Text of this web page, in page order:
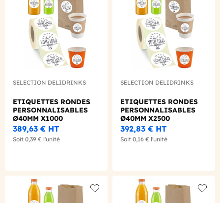
SELECTION DELIDRINKS
ETIQUETTES RONDES
PERSONNALISABLES
Ø40MM X1000
389,63 € HT
Soit 0,39 € l'unité
SELECTION DELIDRINKS
ETIQUETTES RONDES
PERSONNALISABLES
Ø40MM X2500
392,83 € HT
Soit 0,16 € l'unité
Add to wishlist